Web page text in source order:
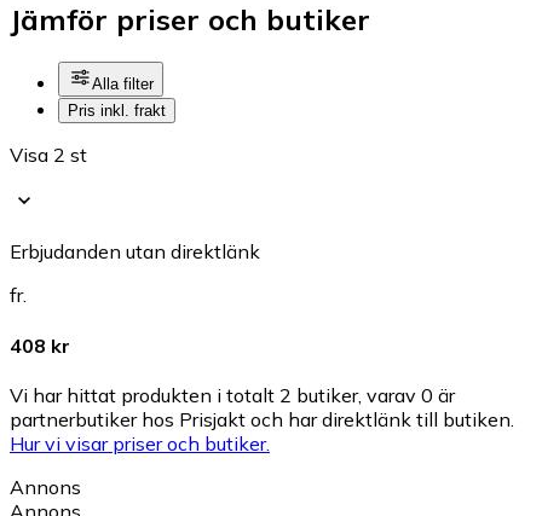
Jämför priser och butiker
Alla filter
Pris inkl. frakt
Visa 2 st
Erbjudanden utan direktlänk
fr.
408 kr
Vi har hittat produkten i totalt 2 butiker, varav 0 är
partnerbutiker hos Prisjakt och har direktlänk till butiken.
Hur vi visar priser och butiker.
Annons
Annons